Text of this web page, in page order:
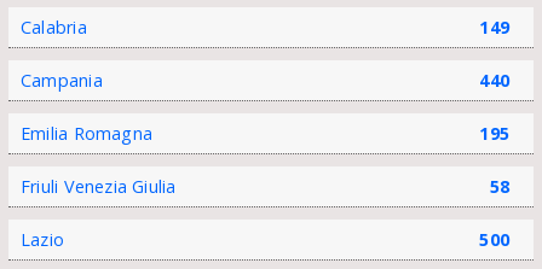
Calabria 149
Campania 440
Emilia Romagna 195
Friuli Venezia Giulia 58
Lazio 500